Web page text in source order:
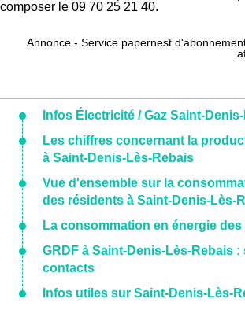
composer le 09 70 25 21 40.
Annonce - Service papernest
Infos Électricité / Gaz Saint-
Les chiffres concernant la
à Saint-Denis-Lès-Rebais
Vue d'ensemble sur la
des résidents à Saint-Denis-Lès-
La consommation en énergie
GRDF à Saint-Denis-Lès-Rebais :
contacts
Infos utiles sur Saint-Denis-Lès-